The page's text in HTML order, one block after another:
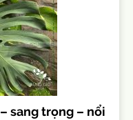
sang trọng – nổi